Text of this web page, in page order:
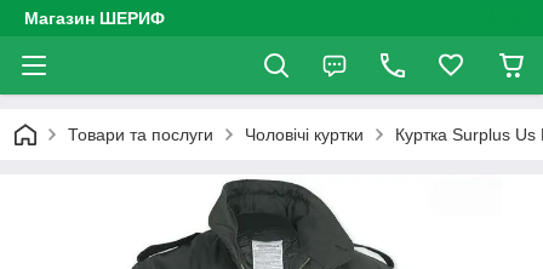
Магазин ШЕРИФ
Товари та послуги Чоловічі куртки Куртка Surplus